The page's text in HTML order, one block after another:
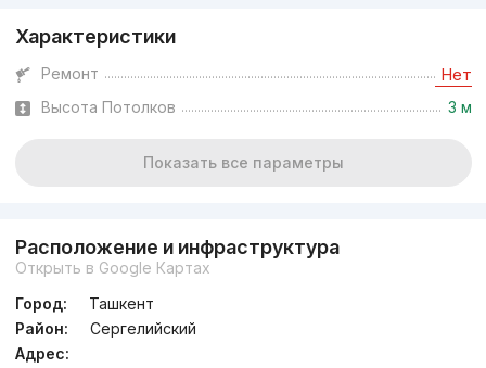
Характеристики
Ремонт Нет
Высота Потолков 3 м
Показать все параметры
Расположение и инфраструктура
Открыть в Google Картах
Город:
Ташкент
Район:
Сергелийский
Адрес: